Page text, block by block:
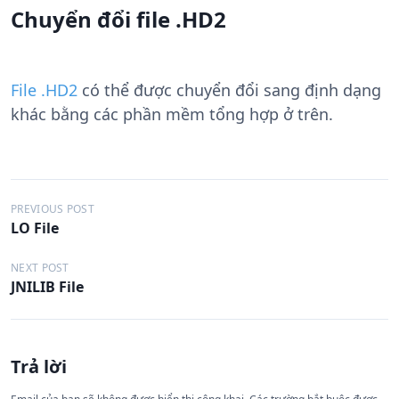
Chuyển đổi file .HD2
File .HD2 có thể được chuyển đổi sang định dạng
khác bằng các phần mềm tổng hợp ở trên.
Đ
i
ề
u
h
ớ
PREVIOUS POST
LO File
NEXT POST
JNILIB File
Trả lời